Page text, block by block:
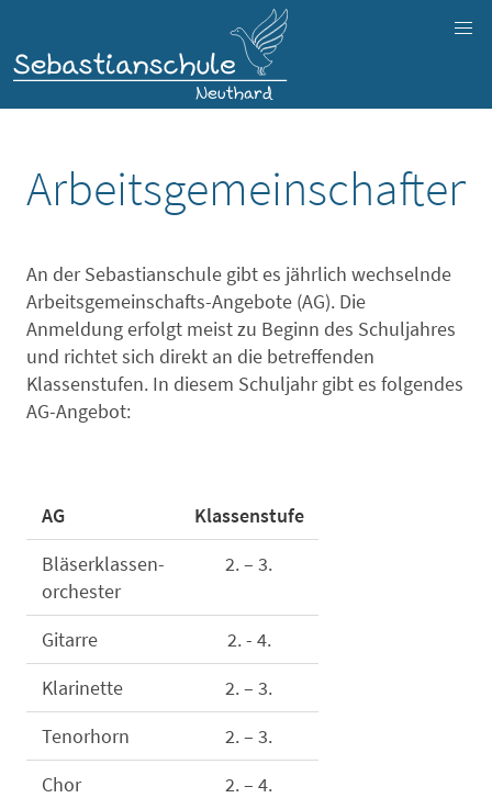
Arbeitsgemeinschaften
An der Sebastianschule gibt es jährlich wechselnde
Arbeitsgemeinschafts-Angebote (AG). Die
Anmeldung erfolgt meist zu Beginn des Schuljahres
und richtet sich direkt an die betreffenden
Klassenstufen. In diesem Schuljahr gibt es folgendes
AG-Angebot:
AG
Klassenstufe
Bläserklassen-
orchester
2. – 3.
Gitarre
2. - 4.
Klarinette
2. – 3.
Tenorhorn
2. – 3.
Chor
2. – 4.